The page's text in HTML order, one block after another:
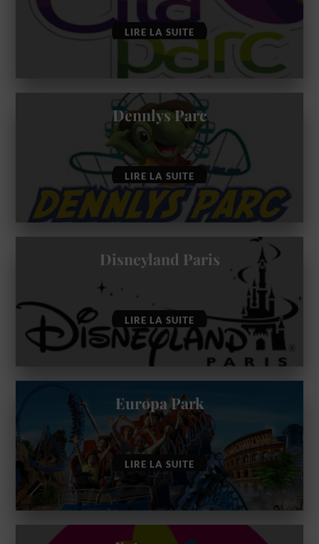
LIRE LA SUITE
Dennlys Parc
LIRE LA SUITE
Disneyland Paris
LIRE LA SUITE
Europa Park
LIRE LA SUITE